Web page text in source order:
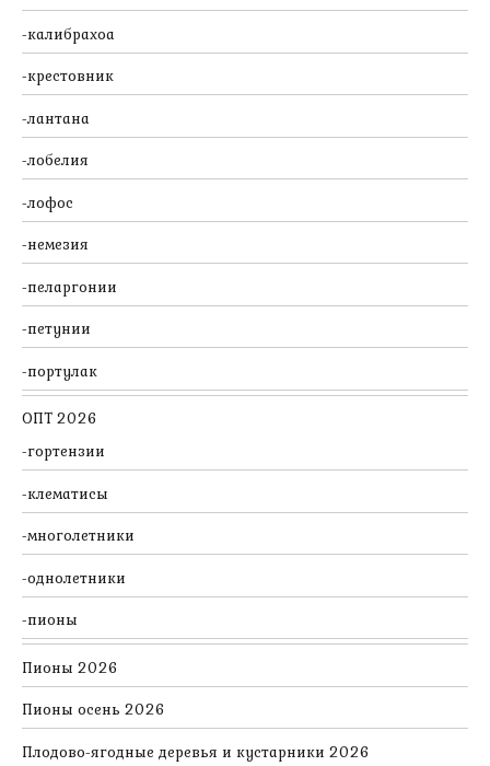
калибрахоа
крестовник
лантана
лобелия
лофос
немезия
пеларгонии
петунии
портулак
ОПТ 2026
гортензии
клематисы
многолетники
однолетники
пионы
Пионы 2026
Пионы осень 2026
Плодово-ягодные деревья и кустарники 2026